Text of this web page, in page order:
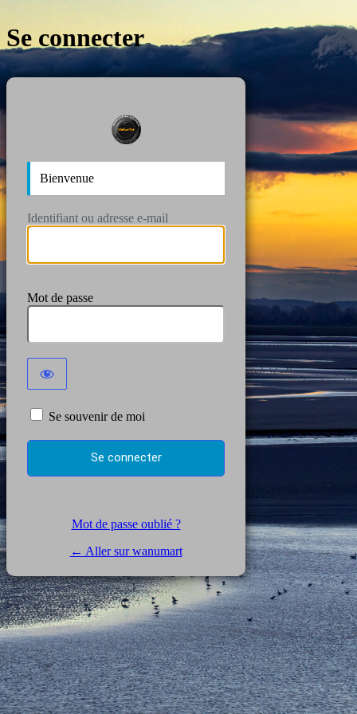
Se connecter
https://
Bienvenue
Identifiant ou adresse e-mail
Mot de passe
Se souvenir de moi
Mot de passe oublié ?
← Aller sur wanumart